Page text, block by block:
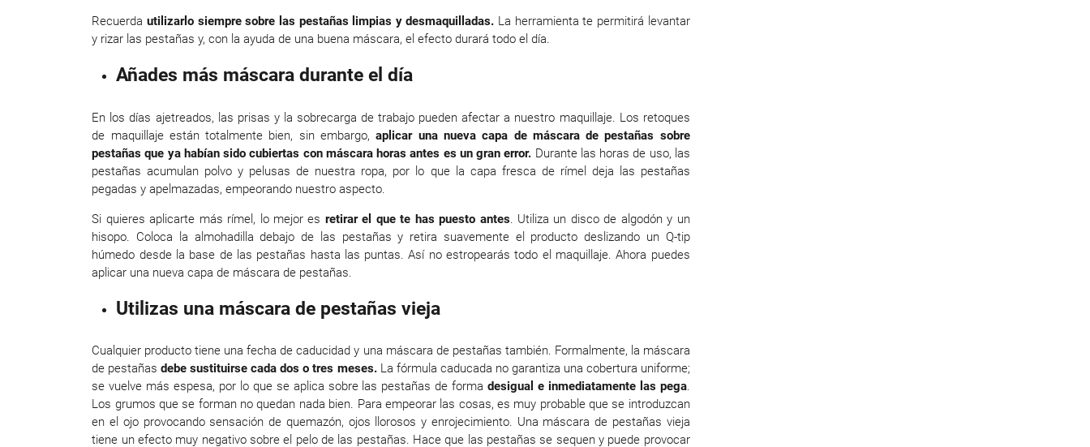
Recuerda utilizarlo siempre sobre las pestañas limpias y desmaquilladas. La herramienta te permitirá levantar
y rizar las pestañas y, con la ayuda de una buena máscara, el efecto durará todo el día.
Añades más máscara durante el día
En los días ajetreados, las prisas y la sobrecarga de trabajo pueden afectar a nuestro maquillaje. Los retoques
de maquillaje están totalmente bien, sin embargo, aplicar una nueva capa de máscara de pestañas sobre
pestañas que ya habían sido cubiertas con máscara horas antes es un gran error. Durante las horas de uso, las
pestañas acumulan polvo y pelusas de nuestra ropa, por lo que la capa fresca de rímel deja las pestañas
pegadas y apelmazadas, empeorando nuestro aspecto.
Si quieres aplicarte más rímel, lo mejor es retirar el que te has puesto antes. Utiliza un disco de algodón y un
hisopo. Coloca la almohadilla debajo de las pestañas y retira suavemente el producto deslizando un Q-tip
húmedo desde la base de las pestañas hasta las puntas. Así no estropearás todo el maquillaje. Ahora puedes
aplicar una nueva capa de máscara de pestañas.
Utilizas una máscara de pestañas vieja
Cualquier producto tiene una fecha de caducidad y una máscara de pestañas también. Formalmente, la máscara
de pestañasdebe sustituirse cada dos o tres meses.La fórmula caducada no garantiza una cobertura uniforme;
se vuelve más espesa, por lo que se aplica sobre las pestañas de forma desigual e inmediatamente las pega.
Los grumos que se forman no quedan nada bien. Para empeorar las cosas, es muy probable que se introduzcan
en el ojo provocando sensación de quemazón, ojos llorosos y enrojecimiento. Una máscara de pestañas vieja
tiene un efecto muy negativo sobre el pelo de las pestañas. Hace que las pestañas se sequen y puede provocar